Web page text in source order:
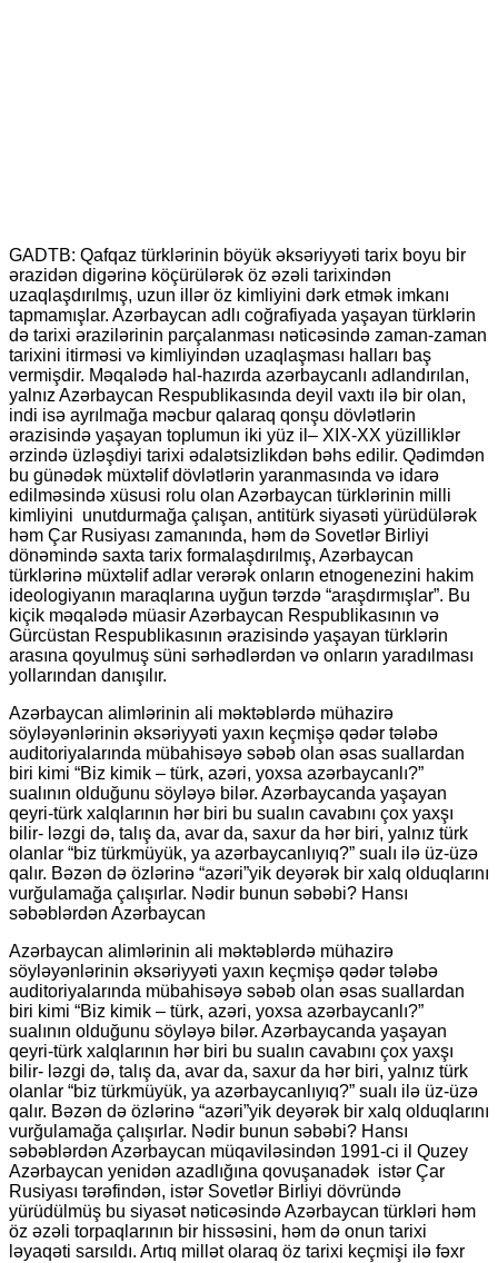
GADTB: Qafqaz türklərinin böyük əksəriyyəti tarix boyu bir
ərazidən digərinə köçürülərək öz əzəli tarixindən
uzaqlaşdırılmış, uzun illər öz kimliyini dərk etmək imkanı
tapmamışlar. Azərbaycan adlı coğrafiyada yaşayan türklərin
də tarixi ərazilərinin parçalanması nəticəsində zaman-zaman
tarixini itirməsi və kimliyindən uzaqlaşması halları baş
vermişdir. Məqalədə hal-hazırda azərbaycanlı adlandırılan,
yalnız Azərbaycan Respublikasında deyil vaxtı ilə bir olan,
indi isə ayrılmağa məcbur qalaraq qonşu dövlətlərin
ərazisində yaşayan toplumun iki yüz il– XIX-XX yüzilliklər
ərzində üzləşdiyi tarixi ədalətsizlikdən bəhs edilir. Qədimdən
bu günədək müxtəlif dövlətlərin yaranmasında və idarə
edilməsində xüsusi rolu olan Azərbaycan türklərinin milli
kimliyini unutdurmağa çalışan, antitürk siyasəti yürüdülərək
həm Çar Rusiyası zamanında, həm də Sovetlər Birliyi
dönəmində saxta tarix formalaşdırılmış, Azərbaycan
türklərinə müxtəlif adlar verərək onların etnogenezini hakim
ideologiyanın maraqlarına uyğun tərzdə “araşdırmışlar”. Bu
kiçik məqalədə müasir Azərbaycan Respublikasının və
Gürcüstan Respublikasının ərazisində yaşayan türklərin
arasına qoyulmuş süni sərhədlərdən və onların yaradılması
yollarından danışılır.
Azərbaycan alimlərinin ali məktəblərdə mühazirə
söyləyənlərinin əksəriyyəti yaxın keçmişə qədər tələbə
auditoriyalarında mübahisəyə səbəb olan əsas suallardan
biri kimi “Biz kimik – türk, azəri, yoxsa azərbaycanlı?”
sualının olduğunu söyləyə bilər. Azərbaycanda yaşayan
qeyri-türk xalqlarının hər biri bu sualın cavabını çox yaxşı
bilir- ləzgi də, talış da, avar da, saxur da hər biri, yalnız türk
olanlar “biz türkmüyük, ya azərbaycanlıyıq?” sualı ilə üz-üzə
qalır. Bəzən də özlərinə “azəri”yik deyərək bir xalq olduqlarını
vurğulamağa çalışırlar. Nədir bunun səbəbi? Hansı
səbəblərdən Azərbaycan
Azərbaycan alimlərinin ali məktəblərdə mühazirə
söyləyənlərinin əksəriyyəti yaxın keçmişə qədər tələbə
auditoriyalarında mübahisəyə səbəb olan əsas suallardan
biri kimi “Biz kimik – türk, azəri, yoxsa azərbaycanlı?”
sualının olduğunu söyləyə bilər. Azərbaycanda yaşayan
qeyri-türk xalqlarının hər biri bu sualın cavabını çox yaxşı
bilir- ləzgi də, talış da, avar da, saxur da hər biri, yalnız türk
olanlar “biz türkmüyük, ya azərbaycanlıyıq?” sualı ilə üz-üzə
qalır. Bəzən də özlərinə “azəri”yik deyərək bir xalq olduqlarını
vurğulamağa çalışırlar. Nədir bunun səbəbi? Hansı
səbəblərdən Azərbaycan müqaviləsindən 1991-ci il Quzey
Azərbaycan yenidən azadlığına qovuşanadək istər Çar
Rusiyası tərəfindən, istər Sovetlər Birliyi dövründə
yürüdülmüş bu siyasət nəticəsində Azərbaycan türkləri həm
öz əzəli torpaqlarının bir hissəsini, həm də onun tarixi
ləyaqəti sarsıldı. Artıq millət olaraq öz tarixi keçmişi ilə fəxr